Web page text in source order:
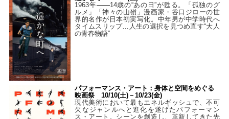
1963年――14歳の“あの日”が甦る。「孤独のグ
ルメ」「神々の山嶺」漫画家・谷口ジローの世
界的名作が日本初実写化。中年男が中学時代へ
タイムスリップ…人生の選択を見つめ直す“大人
の青春物語”
パフォーマンス・アート：身体と空間をめぐる
映画祭 10/10(土)－10/23(金)
現代美術において最もエネルギッシュで、不可
欠なジャンルへと進化を遂げたパフォーマン
ス・アート。シーンを創造し、革新してきた先